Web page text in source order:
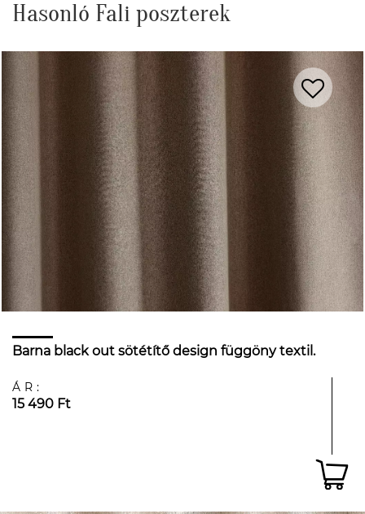
Hasonló Fali poszterek
Barna black out sötétítő design függöny textil.
ÁR:
15 490 Ft